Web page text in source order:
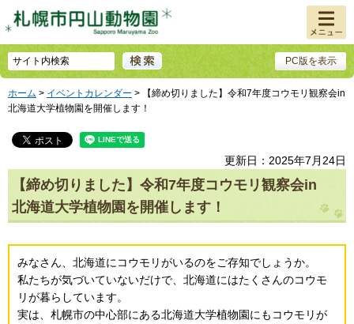
PC版を表示
メニュ
ー
ホーム > イベントカレンダー > 【締め切りました】令和7年度コウモリ観察会in
北海道大学植物園を開催します！
更新日：2025年7月24日
【締め切りました】令和7年度コウモリ観察会in
北海道大学植物園を開催します！
みなさん、北海道にコウモリがいるのをご存知でしょうか。
私たちが気づいていないだけで、北海道にはたくさんのコウモ
リが暮らしています。
実は、札幌市の中心部にある北海道大学植物園にもコウモリが